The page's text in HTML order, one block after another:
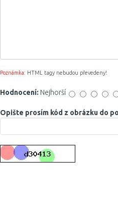
Poznámka: HTML tagy nebudou převedeny!
Hodnocení: Nejhorší
Opište prosím kód z obrázku do